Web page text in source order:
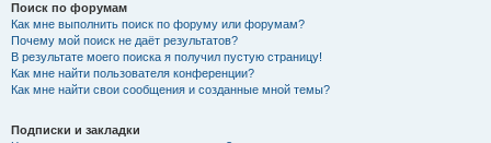
Поиск по форумам
Как мне выполнить поиск по форуму или форумам?
Почему мой поиск не даёт результатов?
В результате моего поиска я получил пустую страницу!
Как мне найти пользователя конференции?
Как мне найти свои сообщения и созданные мной темы?
Подписки и закладки